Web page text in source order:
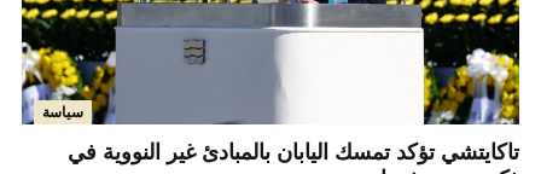
سياسة
تاكايتشي تؤكد تمسك اليابان بالمبادئ غير النووية في